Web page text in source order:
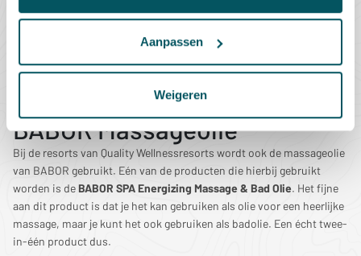
Aanpassen
Weigeren
Body Lotionis een heerlijke luchtige anti-aging bodylotion uit de
Naast de BABOR bodylotions, verkopen wij ookJANZEN Bodylotion
BABOR Massageolie
Bij de resorts van Quality Wellnessresorts wordt ook de massageolie
van BABOR gebruikt. Eén van de producten die hierbij gebruikt
worden is deBABOR SPA Energizing Massage & Bad Olie. Het fijne
aan dit product is dat je het kan gebruiken als olie voor een heerlijke
massage, maar je kunt het ook gebruiken als badolie. Een écht twee-
in-één product dus.